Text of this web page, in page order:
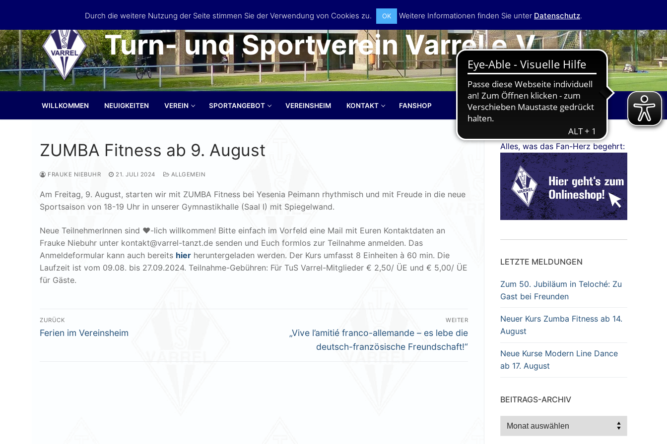
springen
Turn- und Sportverein Varrel e.V.
WILLKOMMEN NEUIGKEITEN VEREIN SPORTANGEBOT VEREINSHEIM KONTAKT FANSHOP
ZUMBA Fitness ab 9. August
FRAUKE NIEBUHR 21. JULI 2024 ALLGEMEIN
Am Freitag, 9. August, starten wir mit ZUMBA Fitness bei Yesenia Peimann rhythmisch und mit Freude in die neue
Sportsaison von 18-19 Uhr in unserer Gymnastikhalle (Saal I) mit Spiegelwand.
Neue TeilnehmerInnen sind ♥-lich willkommen! Bitte einfach im Vorfeld eine Mail mit Euren Kontaktdaten an
Frauke Niebuhr unter kontakt@varrel-tanzt.de senden und Euch formlos zur Teilnahme anmelden. Das
Anmeldeformular kann auch bereits hier heruntergeladen werden. Der Kurs umfasst 8 Einheiten à 60 min. Die
Laufzeit ist vom 09.08. bis 27.09.2024. Teilnahme-Gebühren: Für TuS Varrel-Mitglieder € 2,50/ ÜE und € 5,00/ ÜE
für Gäste.
Beitragsnavigation
ZURÜCK
Vorheriger
Ferien im Vereinsheim
WEITER
Nächster
Beitrag:
„Vive l’amitié franco-allemande – es lebe die
deutsch-französische Freundschaft!“
Alles, was das Fan-Herz begehrt:
LETZTE MELDUNGEN
Zum 50. Jubiläum in Teloché: Zu
Gast bei Freunden
Neuer Kurs Zumba Fitness ab 14.
August
Neue Kurse Modern Line Dance
ab 17. August
BEITRAGS-ARCHIV
Beitrags-
Durch die weitere Nutzung der Seite stimmen Sie der Verwendung von Cookies zu. OK Weitere Informationen finden Sie unter Datenschutz.